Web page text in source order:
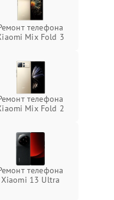
телефона
Mix Fold 3
телефона
Mix Fold 2
телефона
Xiaomi 13 Ultra